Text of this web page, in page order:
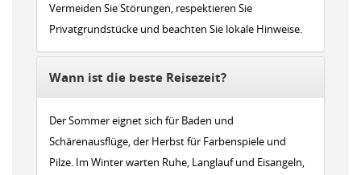
Vermeiden Sie Störungen, respektieren Sie
Privatgrundstücke und beachten Sie lokale Hinweise.
Wann ist die beste Reisezeit?
Der Sommer eignet sich für Baden und
Schärenausflüge, der Herbst für Farbenspiele und
Pilze. Im Winter warten Ruhe, Langlauf und Eisangeln,